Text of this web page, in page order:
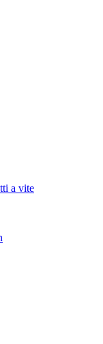
a vite